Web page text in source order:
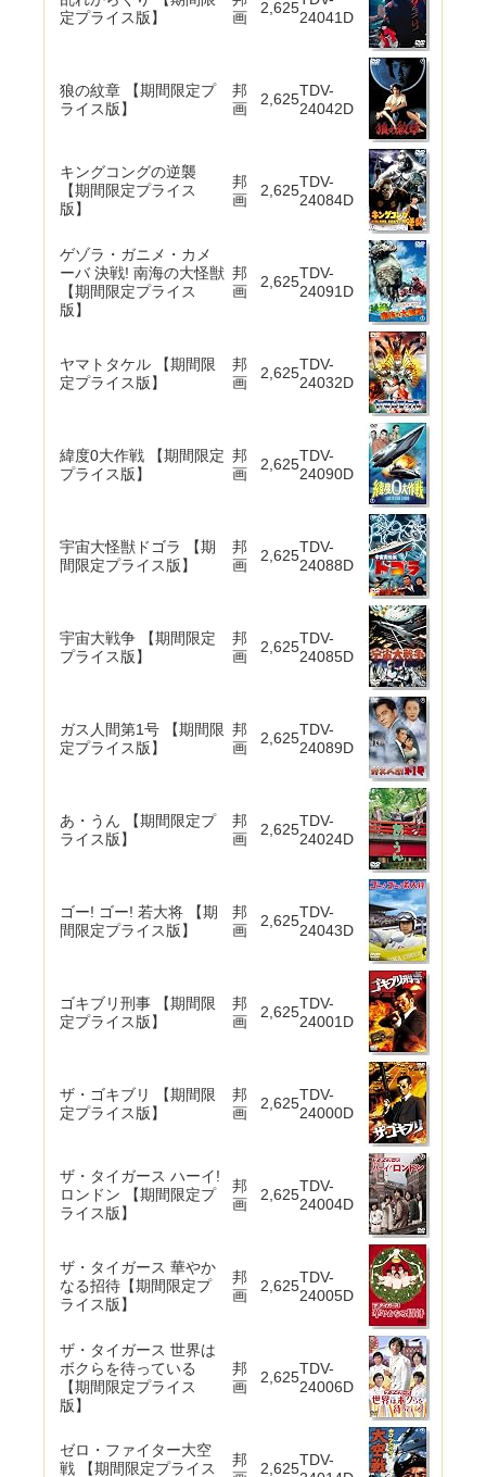
定プライス版】
画
2,625
24041D
狼の紋章 【期間限定プ
ライス版】
邦
画
2,625TDV-
24042D
キングコングの逆襲
【期間限定プライス
版】
邦
画
2,625TDV-
24084D
ゲゾラ・ガニメ・カメ
ーバ 決戦! 南海の大怪獣
【期間限定プライス
版】
邦
画
2,625TDV-
24091D
ヤマトタケル 【期間限
定プライス版】
邦
画
2,625TDV-
24032D
緯度0大作戦 【期間限定
プライス版】
邦
画
2,625TDV-
24090D
宇宙大怪獣ドゴラ 【期
間限定プライス版】
邦
画
2,625TDV-
24088D
宇宙大戦争 【期間限定
プライス版】
邦
画
2,625TDV-
24085D
ガス人間第1号 【期間限
定プライス版】
邦
画
2,625TDV-
24089D
あ・うん 【期間限定プ
ライス版】
邦
画
2,625TDV-
24024D
ゴー! ゴー! 若大将 【期
間限定プライス版】
邦
画
2,625TDV-
24043D
ゴキブリ刑事 【期間限
定プライス版】
邦
画
2,625TDV-
24001D
ザ・ゴキブリ 【期間限
定プライス版】
邦
画
2,625TDV-
24000D
ザ・タイガース ハーイ!
ロンドン 【期間限定プ
ライス版】
邦
画
2,625TDV-
24004D
ザ・タイガース 華やか
なる招待【期間限定プ
ライス版】
邦
画
2,625TDV-
24005D
ザ・タイガース 世界は
ボクらを待っている
【期間限定プライス
版】
邦
画
2,625TDV-
24006D
ゼロ・ファイター大空
戦 【期間限定プライス
邦
2,625TDV-